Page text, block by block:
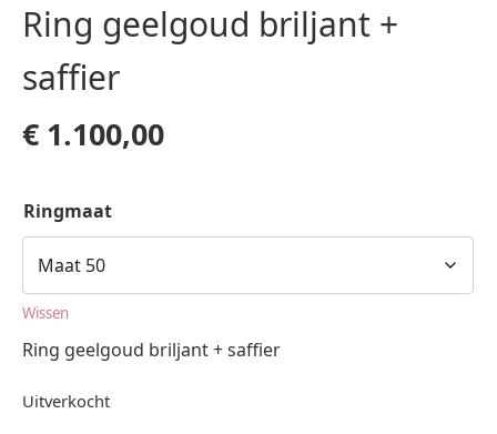
Ring geelgoud briljant +
saffier
€ 1.100,00
Ringmaat
Wissen
Ring geelgoud briljant + saffier
Uitverkocht